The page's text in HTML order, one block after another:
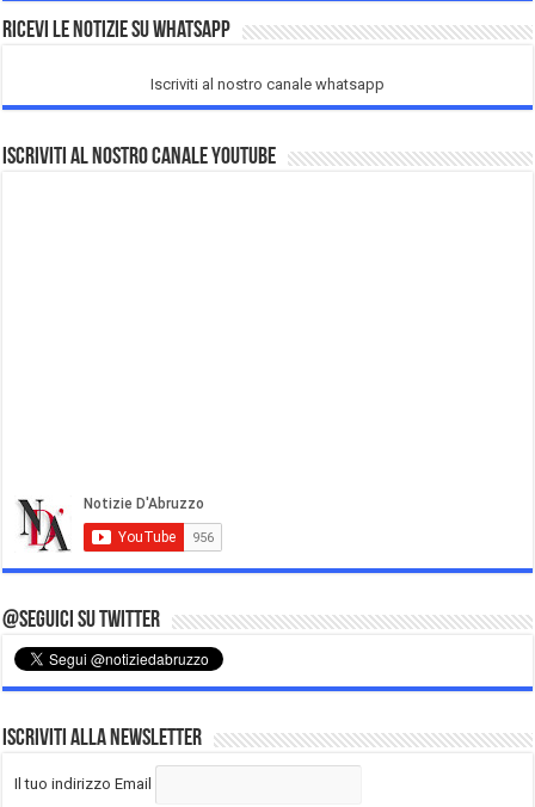
Ricevi le notizie su Whatsapp
Iscriviti al nostro canale whatsapp
Iscriviti al nostro Canale Youtube
@Seguici su Twitter
Iscriviti alla Newsletter
Il tuo indirizzo Email